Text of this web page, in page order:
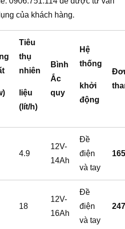
của khách hàng.
Tiêu
thụ
nhiên
liệu
(lít/h)
Bình
Ắc
quy
Hệ
thống
khởi
động
4.9
12V-
14Ah
Đề
điện
và tay
18
12V-
16Ah
Đề
điện
và tay